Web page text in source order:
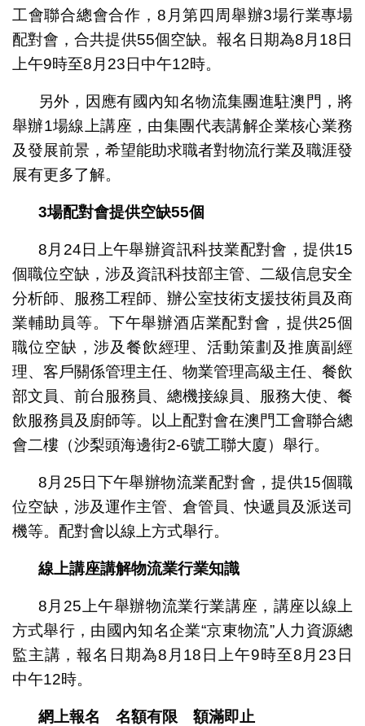
工會聯合總會合作，8月第四周舉辦3場行業專場
配對會，合共提供55個空缺。報名日期為8月18日
上午9時至8月23日中午12時。
另外，因應有國內知名物流集團進駐澳門，將
舉辦1場線上講座，由集團代表講解企業核心業務
及發展前景，希望能助求職者對物流行業及職涯發
展有更多了解。
3場配對會提供空缺55個
8月24日上午舉辦資訊科技業配對會，提供15
個職位空缺，涉及資訊科技部主管、二級信息安全
分析師、服務工程師、辦公室技術支援技術員及商
業輔助員等。下午舉辦酒店業配對會，提供25個
職位空缺，涉及餐飲經理、活動策劃及推廣副經
理、客戶關係管理主任、物業管理高級主任、餐飲
部文員、前台服務員、總機接線員、服務大使、餐
飲服務員及廚師等。以上配對會在澳門工會聯合總
會二樓（沙梨頭海邊街2-6號工聯大廈）舉行。
8月25日下午舉辦物流業配對會，提供15個職
位空缺，涉及運作主管、倉管員、快遞員及派送司
機等。配對會以線上方式舉行。
線上講座講解物流業行業知識
8月25上午舉辦物流業行業講座，講座以線上
方式舉行，由國內知名企業“京東物流”人力資源總
監主講，報名日期為8月18日上午9時至8月23日
中午12時。
網上報名 名額有限 額滿即止